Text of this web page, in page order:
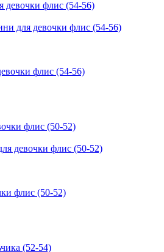
для девочки флис (54-56)
флис (54-56)
девочки флис (50-52)
флис (50-52)